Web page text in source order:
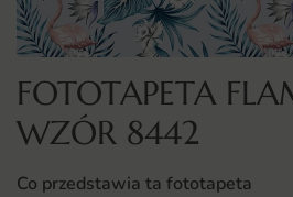
FOTOTAPETA
WZÓR 8442
Co przedstawia ta fototapeta